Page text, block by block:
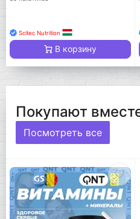
Scitec Nutrition
В корзину
Покупают
Посмотреть все